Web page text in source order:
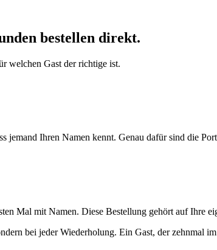
bestellen direkt.
welchen Gast der richtige ist.
jemand Ihren Namen kennt. Genau dafür sind die
Mal mit Namen. Diese Bestellung gehört auf Ihre
bei jeder Wiederholung. Ein Gast, der zehnmal